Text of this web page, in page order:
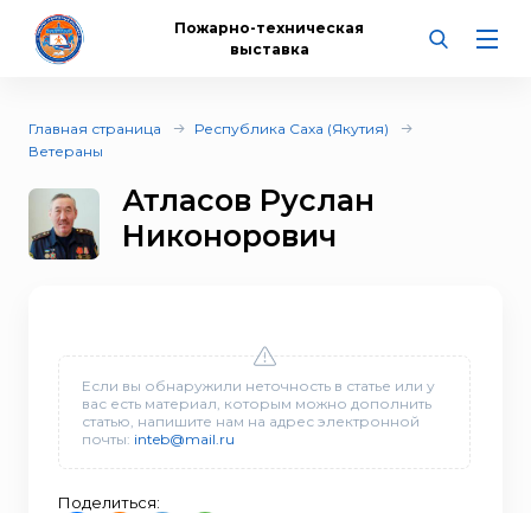
Пожарно-техническая
выставка
Главная страница
Республика Саха (Якутия)
Ветераны
Атласов Руслан
Никонорович
Если вы обнаружили неточность в статье или у
вас есть материал, которым можно дополнить
статью, напишите нам на адрес электронной
почты: inteb@mail.ru
Поделиться: